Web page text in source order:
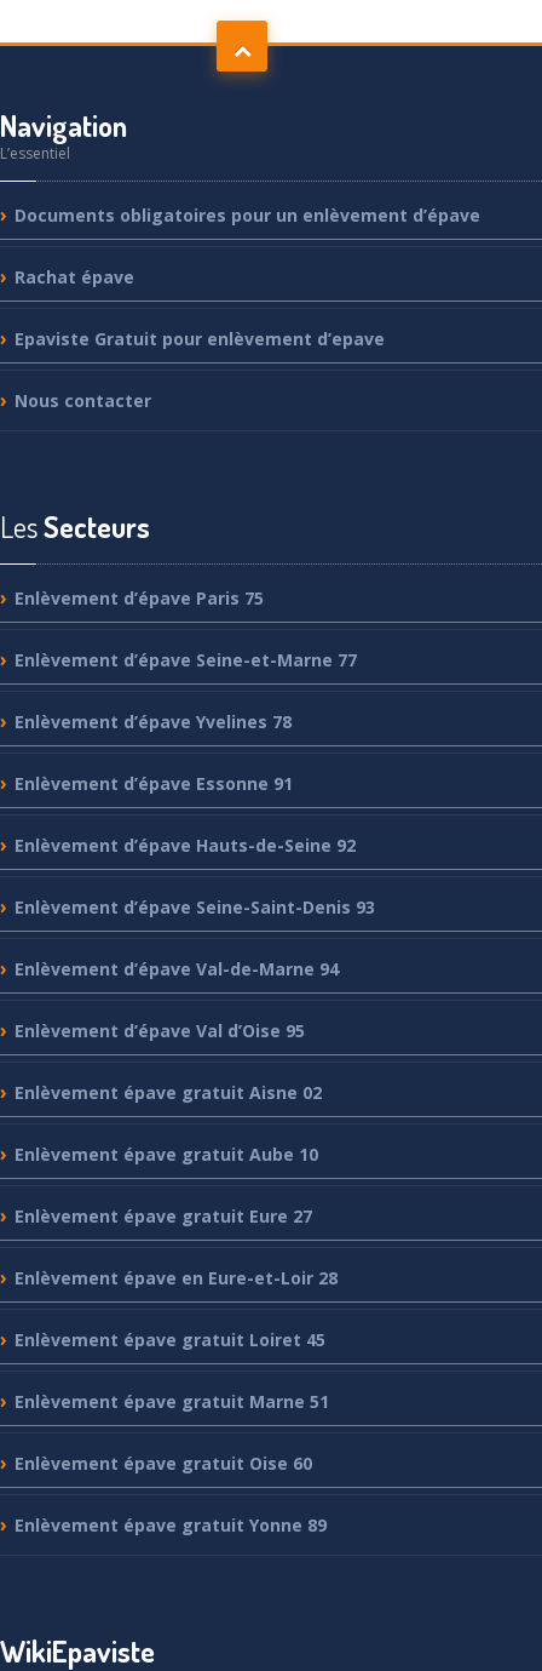
Navigation
L’essentiel
Documents obligatoires pour un enlèvement d’épave
Rachat épave
Epaviste Gratuit pour enlèvement d’epave
Nous contacter
LesSecteurs
Enlèvement d’épave Paris 75
Enlèvement d’épave Seine-et-Marne 77
Enlèvement d’épave Yvelines 78
Enlèvement d’épave Essonne 91
Enlèvement d’épave Hauts-de-Seine 92
Enlèvement d’épave Seine-Saint-Denis 93
Enlèvement d’épave Val-de-Marne 94
Enlèvement d’épave Val d’Oise 95
Enlèvement épave gratuit Aisne 02
Enlèvement épave gratuit Aube 10
Enlèvement épave gratuit Eure 27
Enlèvement épave en Eure-et-Loir 28
Enlèvement épave gratuit Loiret 45
Enlèvement épave gratuit Marne 51
Enlèvement épave gratuit Oise 60
Enlèvement épave gratuit Yonne 89
WikiEpaviste